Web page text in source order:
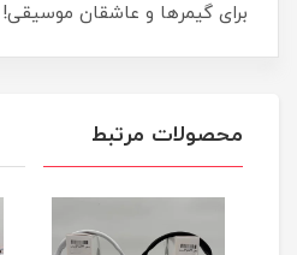
برای گیمرها و عاشقان موسیقی!
محصولات مرتبط